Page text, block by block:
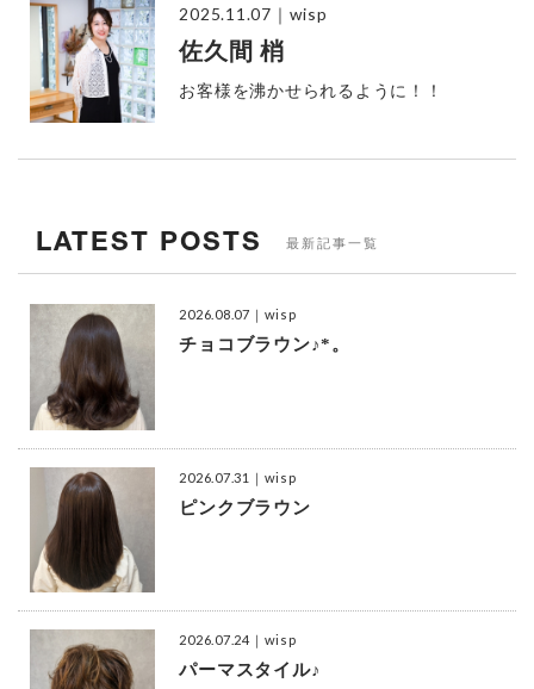
2025.11.07 ｜wisp
佐久間 梢
お客様を沸かせられるように！！
LATEST POSTS 最新記事一覧
2026.08.07 ｜wisp
チョコブラウン♪*。
2026.07.31 ｜wisp
ピンクブラウン
2026.07.24 ｜wisp
パーマスタイル♪